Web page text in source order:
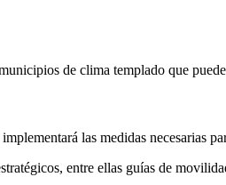
de clima templado que
las medidas necesarias
entre ellas guías de